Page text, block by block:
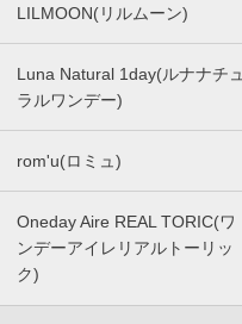
LILMOON(リルムーン)
Luna Natural 1day(ルナナチュ
ラルワンデー)
rom'u(ロミュ)
Oneday Aire REAL TORIC(ワ
ンデーアイレリアルトーリッ
ク)